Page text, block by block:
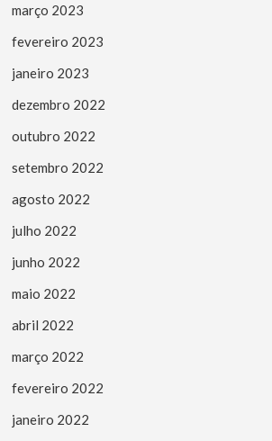
março 2023
fevereiro 2023
janeiro 2023
dezembro 2022
outubro 2022
setembro 2022
agosto 2022
julho 2022
junho 2022
maio 2022
abril 2022
março 2022
fevereiro 2022
janeiro 2022